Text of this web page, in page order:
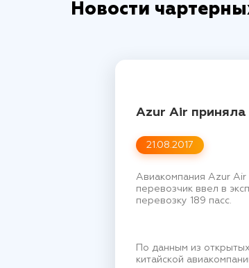
Новости
21.08.2017
Azur Air
Авиакомпания Azur Air
перевозчик ввел в
перевозку 189 пасс.
По данным из
китайской